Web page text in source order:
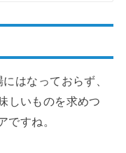
はなっておらず、
しいものを求めつ
ですね。